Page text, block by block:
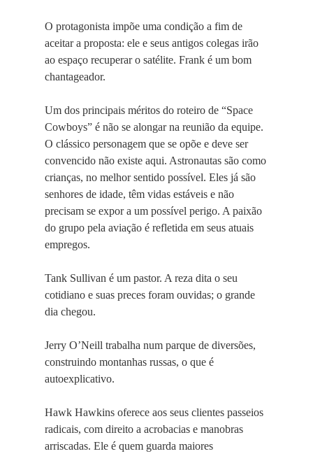
O protagonista impõe uma condição a fim de
aceitar a proposta: ele e seus antigos colegas irão
ao espaço recuperar o satélite. Frank é um bom
chantageador.
Um dos principais méritos do roteiro de “Space
Cowboys” é não se alongar na reunião da equipe.
O clássico personagem que se opõe e deve ser
convencido não existe aqui. Astronautas são como
crianças, no melhor sentido possível. Eles já são
senhores de idade, têm vidas estáveis e não
precisam se expor a um possível perigo. A paixão
do grupo pela aviação é refletida em seus atuais
empregos.
Tank Sullivan é um pastor. A reza dita o seu
cotidiano e suas preces foram ouvidas; o grande
dia chegou.
Jerry O’Neill trabalha num parque de diversões,
construindo montanhas russas, o que é
autoexplicativo.
Hawk Hawkins oferece aos seus clientes passeios
radicais, com direito a acrobacias e manobras
arriscadas. Ele é quem guarda maiores